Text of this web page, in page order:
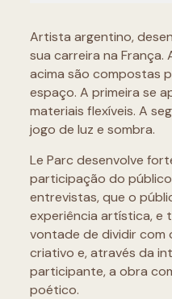
Artista argentino,
sua carreira na França.
acima são compostas
espaço. A primeira se
materiais flexíveis. A
jogo de luz e sombra.
Le Parc desenvolve
participação do
entrevistas, que o
experiência artística, e
vontade de dividir
criativo e, através da
participante, a obra
poético.